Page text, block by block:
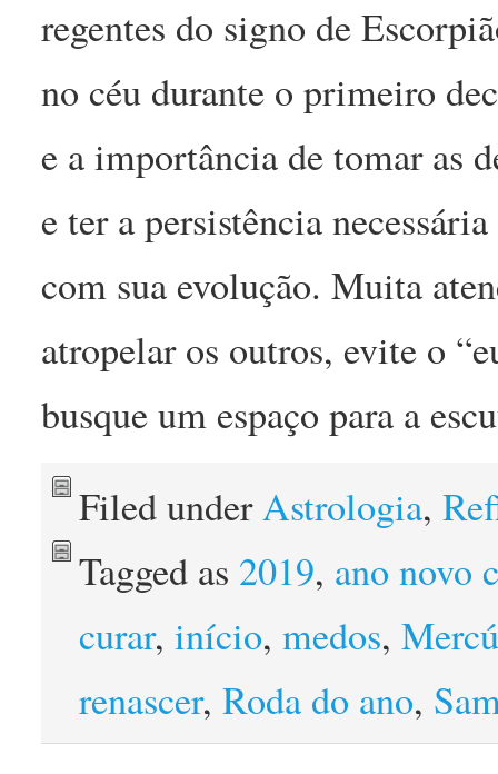
regentes do signo de
no céu durante o primeiro
e a importância de tomar as
e ter a persistência
com sua evolução. Muita
atropelar os outros, evite o
busque um espaço para a
Filed underAstrologia,
Tagged as 2019, ano novo
curar,início,medos,
renascer,Roda do ano,